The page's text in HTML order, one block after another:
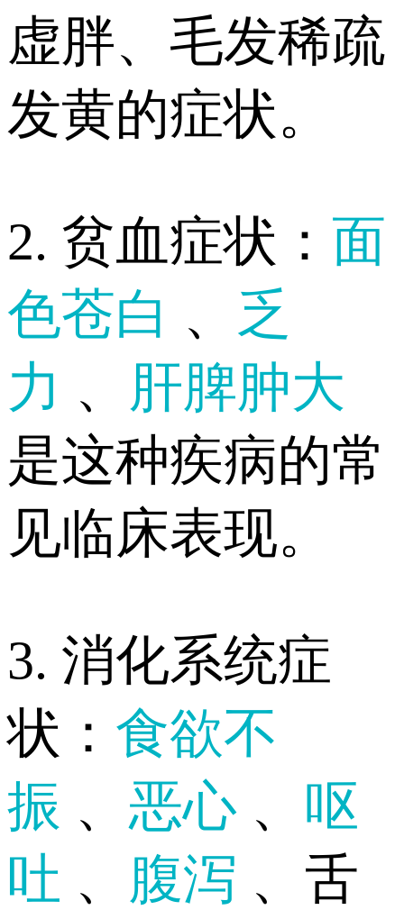
虚胖、毛发稀疏
发黄的症状。
2. 贫血症状： 面
色苍白 、 乏
力 、 肝脾肿大
是这种疾病的常
见临床表现。
3. 消化系统症
状： 食欲不
振 、 恶心 、 呕
吐 、 腹泻 、舌